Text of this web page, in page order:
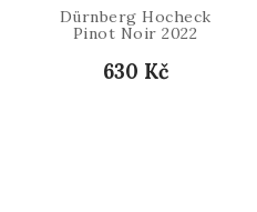
Dürnberg Hocheck
Pinot Noir 2022
630 Kč